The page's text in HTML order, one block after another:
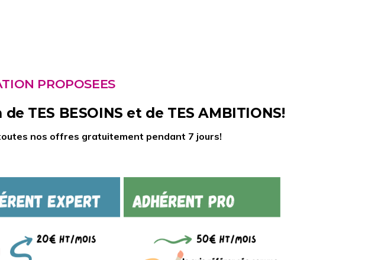
PROPOSEES
TES BESOINS et de TES AMBITIONS!
nos offres gratuitement pendant 7 jours!